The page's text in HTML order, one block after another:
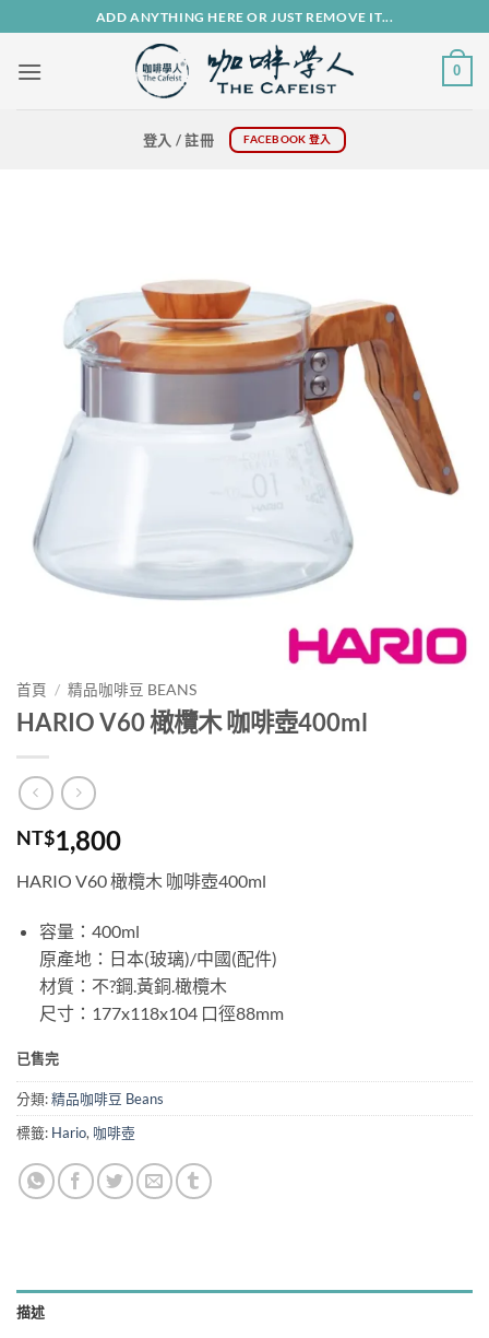
to
content
ADD ANYTHING HERE OR JUST REMOVE IT...
0
登入 / 註冊 FACEBOOK 登入
首頁 / 精品咖啡豆 BEANS
HARIO V60 橄欖木 咖啡壺400ml
NT$1,800
HARIO V60 橄欖木 咖啡壺400ml
容量：400ml
原產地：日本(玻璃)/中國(配件)
材質：不?鋼.黃銅.橄欖木
尺寸：177x118x104 口徑88mm
已售完
分類:精品咖啡豆 Beans
標籤: Hario, 咖啡壺
描述